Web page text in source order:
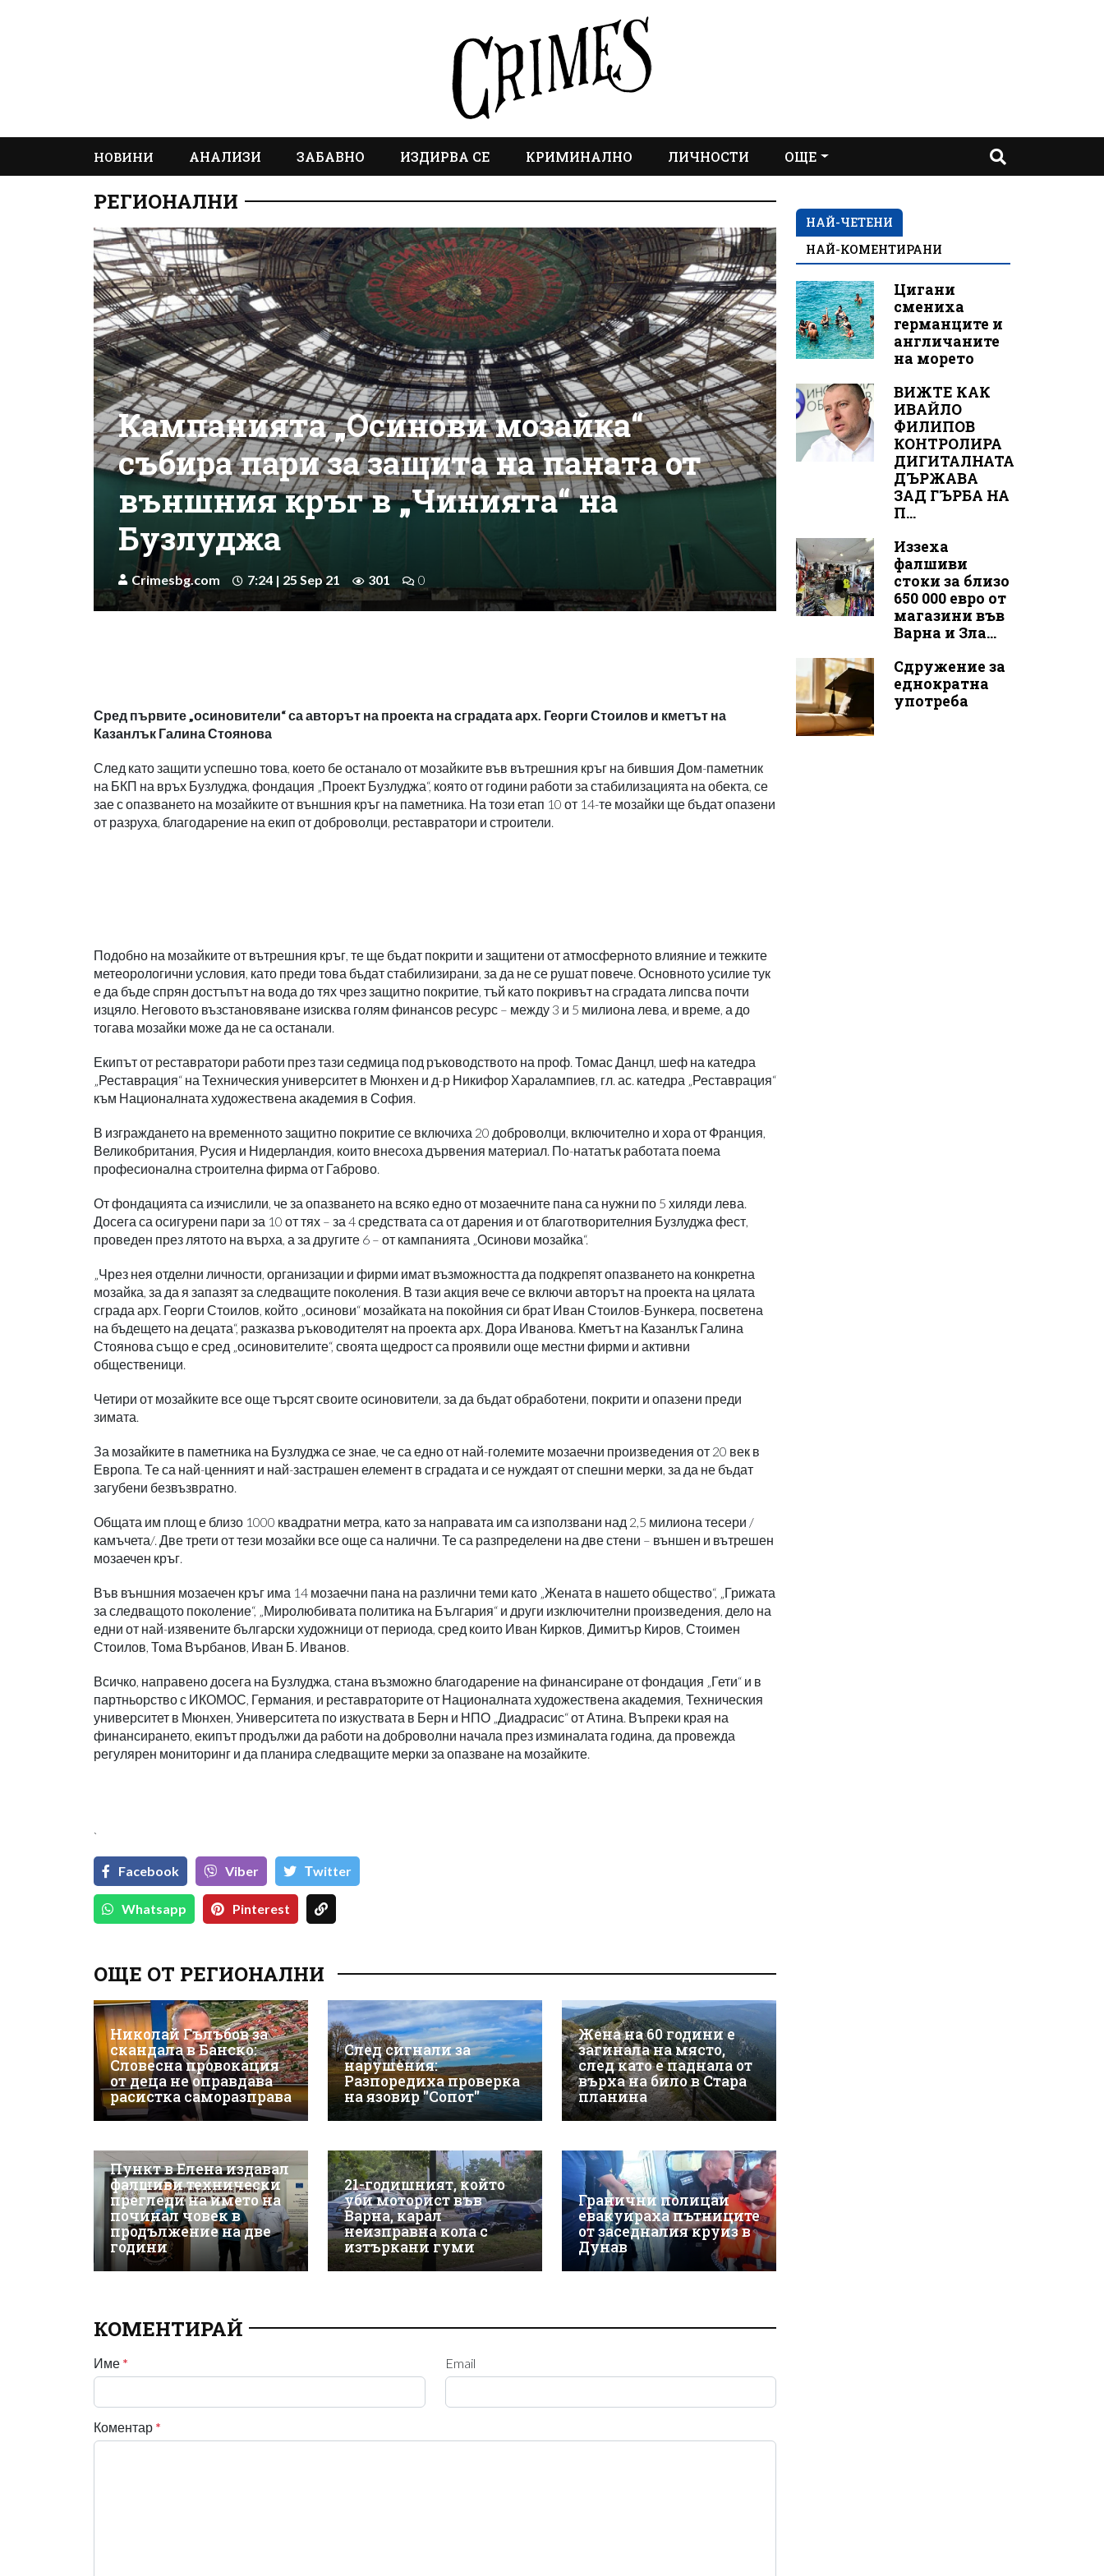
НОВИНИ АНАЛИЗИ ЗАБАВНО ИЗДИРВА СЕ КРИМИНАЛНО ЛИЧНОСТИ ОЩЕ
РЕГИОНАЛНИ
Кампанията „Осинови мозайка“
събира пари за защита на паната от
външния кръг в „Чинията“ на
Бузлуджа
Crimesbg.com 7:24 | 25 Sep 21 301 0
Сред първите „осиновители“ са авторът на проекта на сградата арх. Георги Стоилов и кметът на
Казанлък Галина Стоянова
След като защити успешно това, което бе останало от мозайките във вътрешния кръг на бившия Дом-паметник
на БКП на връх Бузлуджа, фондация „Проект Бузлуджа“, която от години работи за стабилизацията на обекта, се
зае с опазването на мозайките от външния кръг на паметника. На този етап 10 от 14-те мозайки ще бъдат опазени
от разруха, благодарение на екип от доброволци, реставратори и строители.
Подобно на мозайките от вътрешния кръг, те ще бъдат покрити и защитени от атмосферното влияние и тежките
метеорологични условия, като преди това бъдат стабилизирани, за да не се рушат повече. Основното усилие тук
е да бъде спрян достъпът на вода до тях чрез защитно покритие, тъй като покривът на сградата липсва почти
изцяло. Неговото възстановяване изисква голям финансов ресурс – между 3 и 5 милиона лева, и време, а до
тогава мозайки може да не са останали.
Екипът от реставратори работи през тази седмица под ръководството на проф. Томас Данцл, шеф на катедра
„Реставрация“ на Техническия университет в Мюнхен и д-р Никифор Харалампиев, гл. ас. катедра „Реставрация“
към Националната художествена академия в София.
В изграждането на временното защитно покритие се включиха 20 доброволци, включително и хора от Франция,
Великобритания, Русия и Нидерландия, които внесоха дървения материал. По-нататък работата поема
професионална строителна фирма от Габрово.
От фондацията са изчислили, че за опазването на всяко едно от мозаечните пана са нужни по 5 хиляди лева.
Досега са осигурени пари за 10 от тях – за 4 средствата са от дарения и от благотворителния Бузлуджа фест,
проведен през лятото на върха, а за другите 6 – от кампанията „Осинови мозайка“.
„Чрез нея отделни личности, организации и фирми имат възможността да подкрепят опазването на конкретна
мозайка, за да я запазят за следващите поколения. В тази акция вече се включи авторът на проекта на цялата
сграда арх. Георги Стоилов, който „осинови“ мозайката на покойния си брат Иван Стоилов-Бункера, посветена
на бъдещето на децата“, разказва ръководителят на проекта арх. Дора Иванова. Кметът на Казанлък Галина
Стоянова също е сред „осиновителите“, своята щедрост са проявили още местни фирми и активни
общественици.
Четири от мозайките все още търсят своите осиновители, за да бъдат обработени, покрити и опазени преди
зимата.
За мозайките в паметника на Бузлуджа се знае, че са едно от най-големите мозаечни произведения от 20 век в
Европа. Те са най-ценният и най-застрашен елемент в сградата и се нуждаят от спешни мерки, за да не бъдат
загубени безвъзвратно.
Общата им площ е близо 1000 квадратни метра, като за направата им са използвани над 2,5 милиона тесери /
камъчета/. Две трети от тези мозайки все още са налични. Те са разпределени на две стени – външен и вътрешен
мозаечен кръг.
Във външния мозаечен кръг има 14 мозаечни пана на различни теми като „Жената в нашето общество“, „Грижата
за следващото поколение“, „Миролюбивата политика на България“ и други изключителни произведения, дело на
едни от най-изявените български художници от периода, сред които Иван Кирков, Димитър Киров, Стоимен
Стоилов, Тома Върбанов, Иван Б. Иванов.
Всичко, направено досега на Бузлуджа, стана възможно благодарение на финансиране от фондация „Гети“ и в
партньорство с ИКОМОС, Германия, и реставраторите от Националната художествена академия, Техническия
университет в Мюнхен, Университета по изкуствата в Берн и НПО „Диадрасис“ от Атина. Въпреки края на
финансирането, екипът продължи да работи на доброволни начала през изминалата година, да провежда
регулярен мониторинг и да планира следващите мерки за опазване на мозайките.
`
Facebook Viber Тwitter
Whatsapp Pinterest
ОЩЕ ОТ РЕГИОНАЛНИ
Николай Гълъбов за
скандала в Банско:
Словесна провокация
от деца не оправдава
расистка саморазправа
След сигнали за
нарушения:
Разпоредиха проверка
на язовир "Сопот"
Жена на 60 години е
загинала на място,
след като е паднала от
върха на било в Стара
планина
Пункт в Елена издавал
фалшиви технически
прегледи на името на
починал човек в
продължение на две
години
21-годишният, който
уби моторист във
Варна, карал
неизправна кола с
изтъркани гуми
Гранични полицаи
евакуираха пътниците
от заседналия круиз в
Дунав
КОМЕНТИРАЙ
Име * Email
Коментар *
НАЙ-ЧЕТЕНИ
НАЙ-КОМЕНТИРАНИ
Цигани
смениха
германците и
англичаните
на морето
ВИЖТЕ КАК
ИВАЙЛО
ФИЛИПОВ
КОНТРОЛИРА
ДИГИТАЛНАТА
ДЪРЖАВА
ЗАД ГЪРБА НА
П...
Иззеха
фалшиви
стоки за близо
650 000 евро от
магазини във
Варна и Зла...
Сдружение за
еднократна
употреба